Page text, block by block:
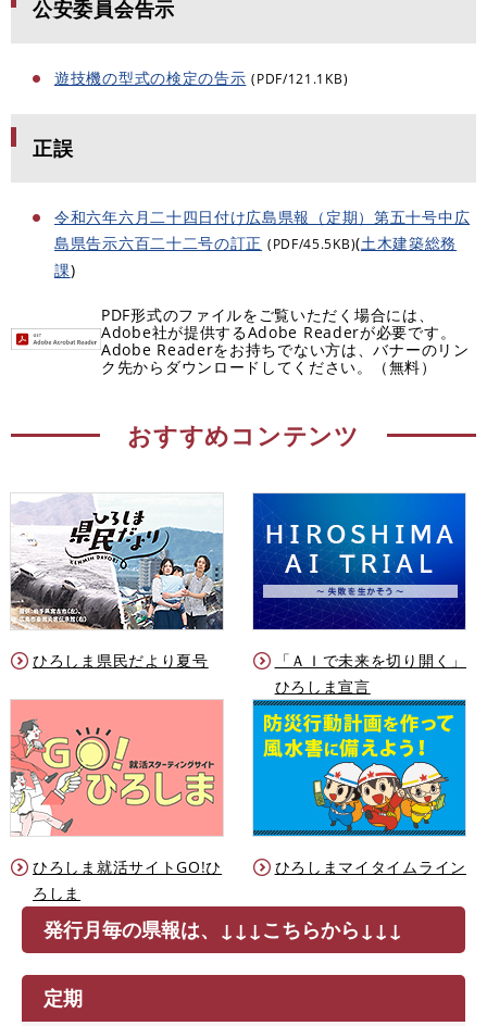
公安委員会告示
遊技機の型式の検定の告示 (PDF/121.1KB)
正誤
令和六年六月二十四日付け広島県報（定期）第五十号中広
島県告示六百二十二号の訂正 (PDF/45.5KB)(土木建築総務
課)
PDF形式のファイルをご覧いただく場合には、
Adobe社が提供するAdobe Readerが必要です。
Adobe Readerをお持ちでない方は、バナーのリン
ク先からダウンロードしてください。（無料）
おすすめコンテンツ
ひろしま県民だより夏号
「ＡＩで未来を切り開く」
ひろしま宣言
ひろしま就活サイトGO!ひ
ろしま
ひろしまマイタイムライン
発行月毎の県報は、↓↓↓こちらから↓↓↓
定期